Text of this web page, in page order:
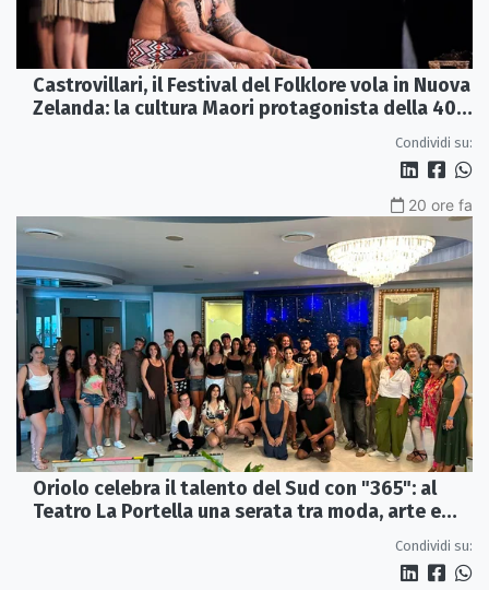
Castrovillari, il Festival del Folklore vola in Nuova
Zelanda: la cultura Maori protagonista della 40ª
Condividi su:
20 ore fa
Oriolo celebra il talento del Sud con "365": al
Teatro La Portella una serata tra moda, arte e
Condividi su: